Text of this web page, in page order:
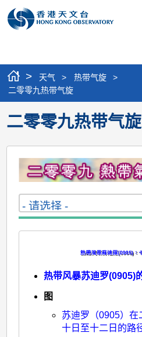
> 天气 > 热带气旋
>
二零零九热带气旋
二零零九热带气旋
热带风暴苏迪罗(0905)
图
苏迪罗（0905）在
十日至十二日的路